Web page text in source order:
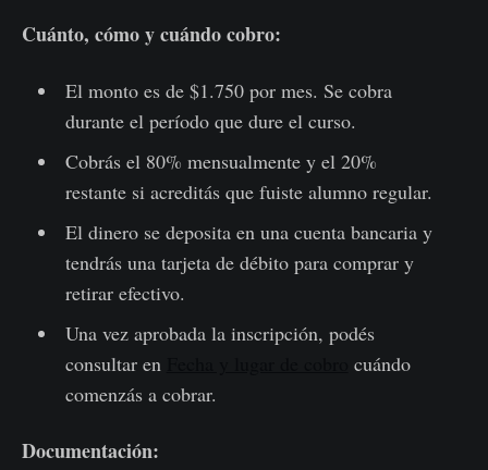
Cuánto, cómo y cuándo cobro:
El monto es de $1.750 por mes. Se cobra
durante el período que dure el curso.
Cobrás el 80% mensualmente y el 20%
restante si acreditás que fuiste alumno regular.
El dinero se deposita en una cuenta bancaria y
tendrás una tarjeta de débito para comprar y
retirar efectivo.
Una vez aprobada la inscripción, podés
consultar en
cuándo
comenzás a cobrar.
Documentación: